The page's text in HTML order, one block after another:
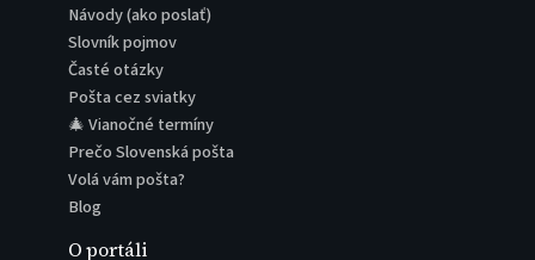
Návody (ako poslať)
Slovník pojmov
Časté otázky
Pošta cez sviatky
🎄 Vianočné termíny
Prečo Slovenská pošta
Volá vám pošta?
Blog
O portáli